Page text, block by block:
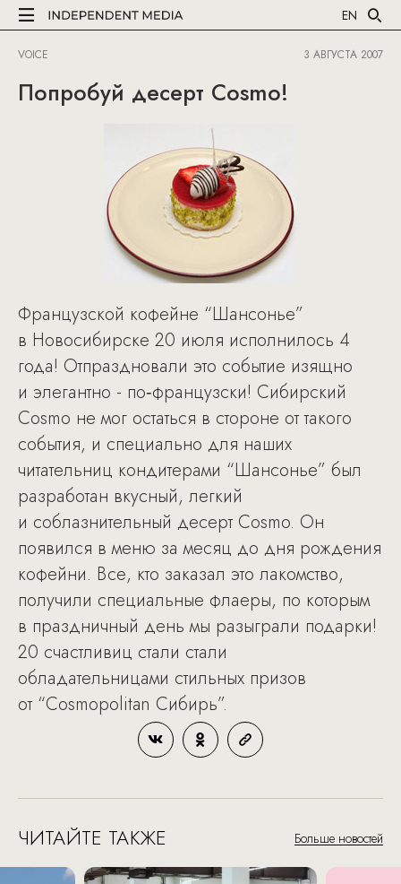
EN
VOICE 3 АВГУСТА 2007
Попробуй десерт Cosmo!
Французской кофейне “Шансонье”
в Новосибирске 20 июля исполнилось 4
года! Отпраздновали это событие изящно
и элегантно - по‑французски! Сибирский
Cosmo не мог остаться в стороне от такого
события, и специально для наших
читательниц кондитерами “Шансонье” был
разработан вкусный, легкий
и соблазнительный десерт Cosmo. Он
появился в меню за месяц до дня рождения
кофейни. Все, кто заказал это лакомство,
получили специальные флаеры, по которым
в праздничный день мы разыграли подарки!
20 счастливиц стали стали
обладательницами стильных призов
от “Cosmopolitan Сибирь”.
ЧИТАЙТЕ ТАКЖЕ Больше новостей